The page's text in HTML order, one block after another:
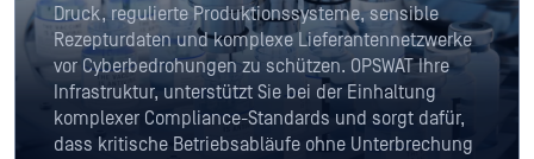
Druck, regulierte Produktionssysteme, sensible
Rezepturdaten und komplexe Lieferantennetzwerke
vor Cyberbedrohungen zu schützen. OPSWAT Ihre
Infrastruktur, unterstützt Sie bei der Einhaltung
komplexer Compliance-Standards und sorgt dafür,
dass kritische Betriebsabläufe ohne Unterbrechung